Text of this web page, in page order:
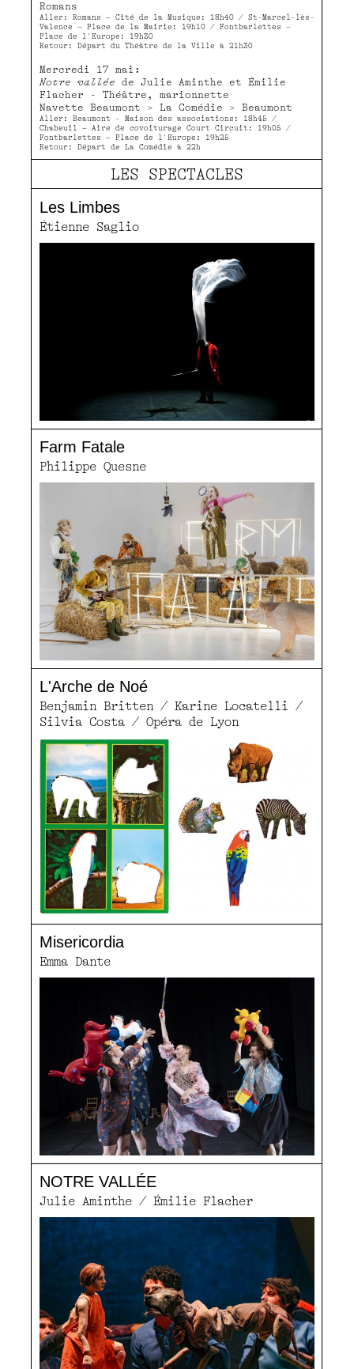
Romans
Aller: Romans – Cité de la Musique: 18h40 / St-Marcel-lès-
Valence – Place de la Mairie: 19h10 / Fontbarlettes –
Place de l'Europe: 19h30
Retour: Départ du Théâtre de la Ville à 21h30
Mercredi 17 mai:
Notre vallée de Julie Aminthe et Émilie
Flacher - Théâtre, marionnette
Navette Beaumont > La Comédie > Beaumont
Aller: Beaumont - Maison des associations: 18h45 /
Chabeuil – Aire de covoiturage Court Circuit: 19h05 /
Fontbarlettes – Place de l'Europe: 19h25
Retour: Départ de La Comédie à 22h
LES SPECTACLES
Les Limbes
Étienne Saglio
Farm Fatale
Philippe Quesne
L'Arche de Noé
Benjamin Britten / Karine Locatelli /
Silvia Costa / Opéra de Lyon
Misericordia
Emma Dante
NOTRE VALLÉE
Julie Aminthe / Émilie Flacher